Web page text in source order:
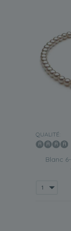
QUALITÉ:
Blanc